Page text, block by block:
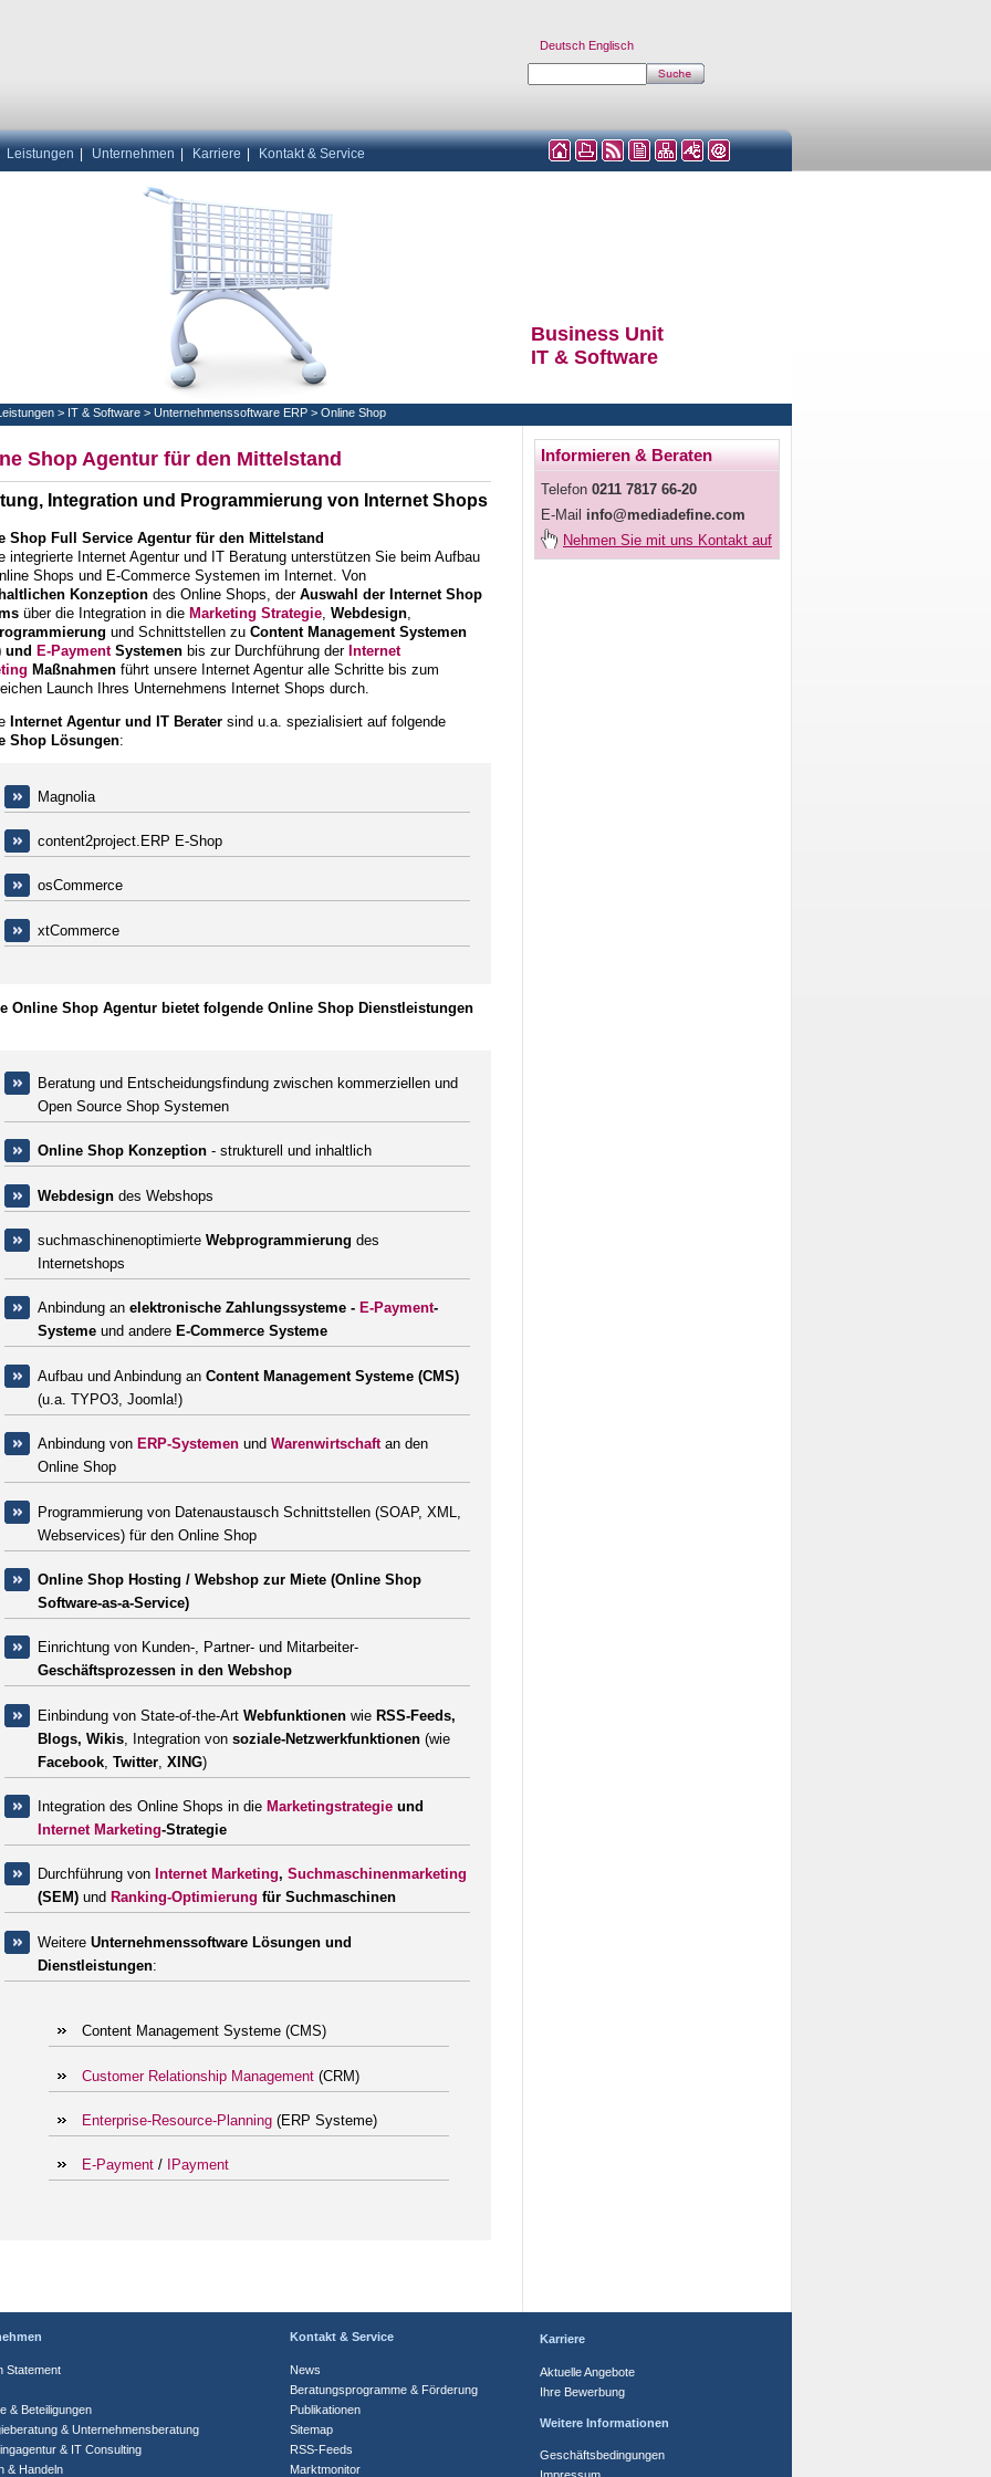
Leistungen Unternehmen Karriere Kontakt & Service
Deutsch Englisch
> IT & Software > Unternehmenssoftware ERP > Online Shop
Business Unit
IT & Software
Shop Agentur für den Mittelstand
Integration und Programmierung von Internet Shops
Shop Full Service Agentur für den Mittelstand
integrierte Internet Agentur und IT Beratung unterstützen Sie beim Aufbau
Shops und E-Commerce Systemen im Internet. Von
Konzeption des Online Shops, der Auswahl der Internet Shop
über die Integration in die Marketing Strategie Webdesign
und Schnittstellen zu Content Management Systemen
und E-PaymentSystemen bis zur Durchführung der Internet
Maßnahmen führt unsere Internet Agentur alle Schritte bis zum
Launch Ihres Unternehmens Internet Shops durch.
Internet Agentur und IT Berater sind u.a. spezialisiert auf folgende
Shop Lösungen:
Magnolia
content2project.ERP E-Shop
osCommerce
xtCommerce
Online Shop Agentur bietet folgende Online Shop Dienstleistungen
Beratung und Entscheidungsfindung zwischen kommerziellen und
Open Source Shop Systemen
Online Shop Konzeption - strukturell und inhaltlich
Webdesign des Webshops
suchmaschinenoptimierte Webprogrammierung des
Internetshops
Anbindung an elektronische Zahlungssysteme - E-Payment-
Systeme und andere E-Commerce Systeme
Aufbau und Anbindung an Content Management Systeme (CMS)
(u.a. TYPO3, Joomla!)
Anbindung von ERP-Systemen und Warenwirtschaftan den
Online Shop
Programmierung von Datenaustausch Schnittstellen (SOAP, XML,
Webservices) für den Online Shop
Online Shop Hosting / Webshop zur Miete (Online Shop
Software-as-a-Service)
Einrichtung von Kunden-, Partner- und Mitarbeiter-
Geschäftsprozessen in den Webshop
Einbindung von State-of-the-Art Webfunktionen wie RSS-Feeds,
Blogs, Wikis , Integration von soziale-Netzwerkfunktionen (wie
Facebook Twitter XING)
Integration des Online Shops in die Marketingstrategie und
Internet Marketing-Strategie
Durchführung von Internet Marketing, Suchmaschinenmarketing
(SEM) und Ranking-Optimierung für Suchmaschinen
Weitere Unternehmenssoftware Lösungen und
Dienstleistungen:
Content Management Systeme (CMS)
Customer Relationship Management (CRM)
Enterprise-Resource-Planning (ERP Systeme)
E-Payment / IPayment
Informieren & Beraten
Telefon 0211 7817 66-20
E-Mail info@mediadefine.com
Nehmen Sie mit uns Kontakt auf
Statement
& Beteiligungen
& Unternehmensberatung
& IT Consulting
& Handeln
Kontakt & Service
News
Beratungsprogramme & Förderung
Publikationen
Sitemap
RSS-Feeds
Marktmonitor
Karriere
Aktuelle Angebote
Ihre Bewerbung
Weitere Informationen
Geschäftsbedingungen